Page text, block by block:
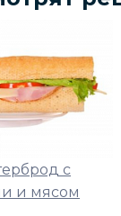
с
и мясом